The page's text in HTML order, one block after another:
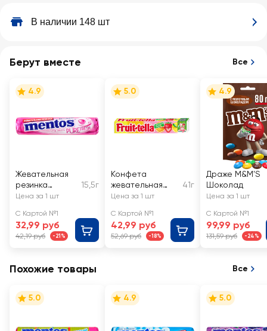
В наличии 148 шт
Берут вместе Все
4.9
Жевательная
резинка
MENTOS Pure
Фрутти
15,5г
Цена за 1 шт
С Картой №1
32,99 руб
42,19 руб -21%
5.0
Конфета
жевательная
FRUIT-TELLA
41г
Цена за 1 шт
С Картой №1
42,99 руб
52,69 руб -18%
4.9
Драже M&M'S
Шоколад
Цена за 1 шт
С Картой №1
99,99 руб
131,59 руб -24%
Похожие товары Все
5.0 4.9 5.0